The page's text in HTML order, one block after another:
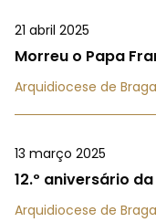
21 abril 2025
Morreu o Papa
Arquidiocese de Braga
13 março 2025
12.º aniversário
Arquidiocese de Braga